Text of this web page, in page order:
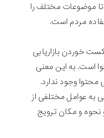
موضوعات مختلف را
مردم است.
خوردن بازاریابی
است. به این معنی
محتوا وجود ندارد.
عوامل مختلفی از
و مکان ترویج